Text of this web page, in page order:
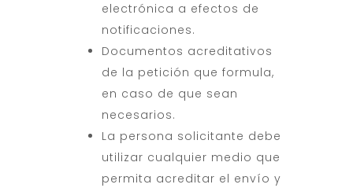
electrónica a efectos de
notificaciones.
Documentos acreditativos
de la petición que formula,
en caso de que sean
necesarios.
La persona solicitante debe
utilizar cualquier medio que
permita acreditar el envío y